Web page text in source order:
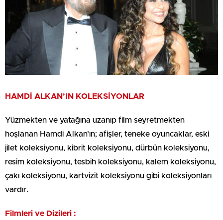
HAMDİ ALKAN’IN KOLEKSİYONLAR
Yüzmekten ve yatağına uzanıp film seyretmekten
hoşlanan Hamdi Alkan’ın; afişler, teneke oyuncaklar, eski
jilet koleksiyonu, kibrit koleksiyonu, dürbün koleksiyonu,
resim koleksiyonu, tesbih koleksiyonu, kalem koleksiyonu,
çakı koleksiyonu, kartvizit koleksiyonu gibi koleksiyonları
vardır.
Filmleri ve Dizileri :